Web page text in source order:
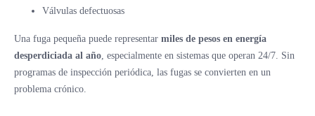
Válvulas defectuosas
Una fuga pequeña puede representar miles de pesos en energía
desperdiciada al año , especialmente en sistemas que operan 24/7. Sin
programas de inspección periódica, las fugas se convierten en un
problema crónico.